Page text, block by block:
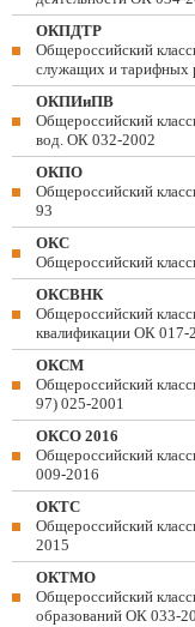
ОКПДТР
Общероссийский
служащих и тарифных
ОКПИиПВ
Общероссийский
вод. ОК 032-2002
ОКПО
Общероссийский
93
ОКС
Общероссийский
ОКСВНК
Общероссийский
квалификации ОК 017-
ОКСМ
Общероссийский
97) 025-2001
ОКСО 2016
Общероссийский
009-2016
ОКТС
Общероссийский
2015
ОКТМО
Общероссийский
образований ОК 033-